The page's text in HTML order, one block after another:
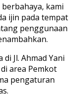
kami
ijin pada tempat
penggunaan
Jl. Ahmad Yani
area Pemkot
pengaturan